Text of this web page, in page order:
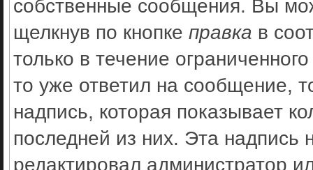
собственные сообщения. Вы
щелкнув по кнопке правка в
только в течение
то уже ответил на сообщение,
надпись, которая показывает
последней из них. Эта надпись
редактировал администратор